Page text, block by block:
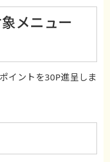
メニュー
イントを30P進呈しま